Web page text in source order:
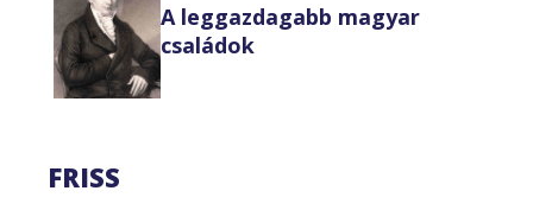
A leggazdagabb magyar
családok
FRISS